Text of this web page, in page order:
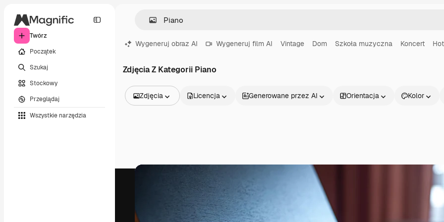
Twórz
Początek
Szukaj
Stockowy
Przeglądaj
Wszystkie narzędzia
Wygeneruj obraz AI Wygeneruj film AI Vintage Dom Szkoła muzyczna Koncert
Zdjęcia Z Kategorii Piano
Zdjęcia
Filmy
Modele 3D
Czcionki
Licencja Generowane przez AI Orientacja Kolor
Produkty